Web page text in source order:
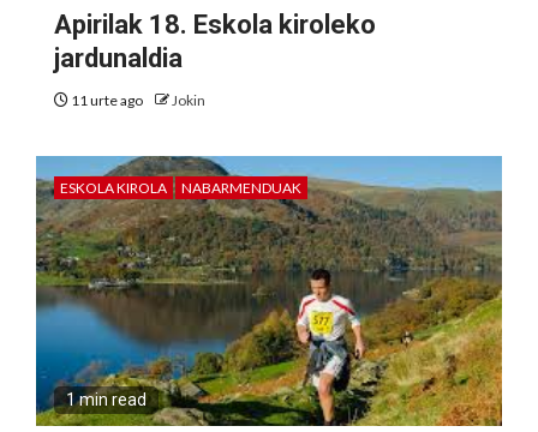
Apirilak 18. Eskola kiroleko
jardunaldia
11 urte ago Jokin
ESKOLA KIROLA NABARMENDUAK
1 min read